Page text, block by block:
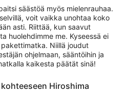
säästöä myös mielenrauhaa.
voit vaikka unohtaa koko
asti. Riittää, kun saavut
huolehdimme me. Kyseessä ei
Niillä joudut
ohjelmaan, sääntöihin ja
kaikesta päätät sinä!
Hiroshima